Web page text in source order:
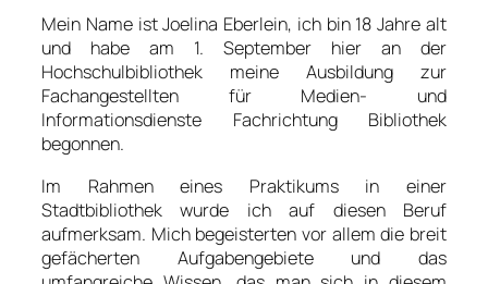
Mein Name ist Joelina Eberlein, ich bin 18 Jahre alt
und habe am 1. September hier an der
Hochschulbibliothek meine Ausbildung zur
Fachangestellten für Medien- und
Informationsdienste Fachrichtung Bibliothek
begonnen.
Im Rahmen eines Praktikums in einer
Stadtbibliothek wurde ich auf diesen Beruf
aufmerksam. Mich begeisterten vor allem die breit
gefächerten Aufgabengebiete und das